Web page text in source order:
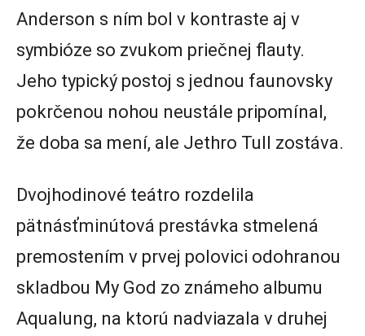
Anderson s ním bol v kontraste aj v
symbióze so zvukom priečnej flauty.
Jeho typický postoj s jednou faunovsky
pokrčenou nohou neustále pripomínal,
že doba sa mení, ale Jethro Tull zostáva.
Dvojhodinové teátro rozdelila
pätnásťminútová prestávka stmelená
premostením v prvej polovici odohranou
skladbou My God zo známeho albumu
Aqualung, na ktorú nadviazala v druhej